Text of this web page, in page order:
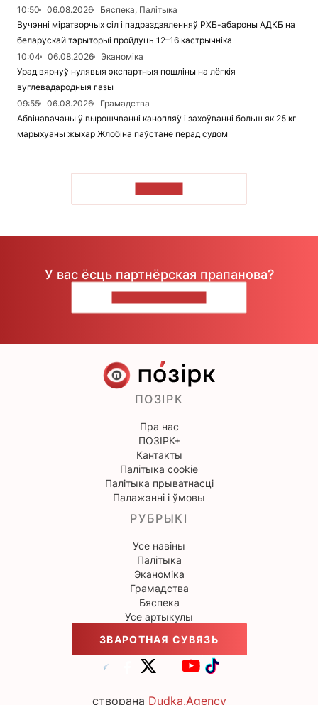
10:50
06.08.2026
Бяспека, Палітыка
Вучэнні міратворчых сіл і падраздзяленняў РХБ-абароны АДКБ на
беларускай тэрыторыі пройдуць 12–16 кастрычніка
10:04
06.08.2026
Эканоміка
Урад вярнуў нулявыя экспартныя пошліны на лёгкія
вуглевадародныя газы
09:55
06.08.2026
Грамадства
Абвінавачаны ў вырошчванні канопляў і захоўванні больш як 25 кг
марыхуаны жыхар Жлобіна паўстане перад судом
У вас ёсць партнёрская прапанова?
ПОЗІРК
Пра нас
ПОЗІРК+
Кантакты
Палітыка cookie
Палітыка прыватнасці
Палажэнні і ўмовы
РУБРЫКІ
Усе навіны
Палітыка
Эканоміка
Грамадства
Бяспека
Усе артыкулы
ЗВАРОТНАЯ СУВЯЗЬ
створана Dudka.Agency